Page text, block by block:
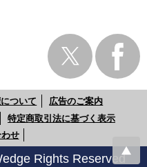
ついて
広告のご案内
特定商取引法に基づく表示
せ
Rights Reserved